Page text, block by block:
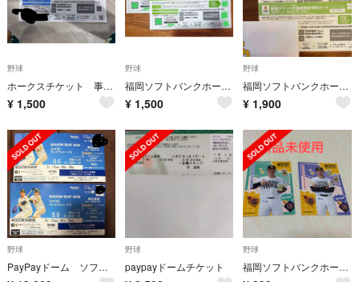
野球
ホークスチケット 事前予約カード
¥ 1,500
野球
福岡ソフトバンクホークス 非売品カード２枚
¥ 1,500
野球
福岡ソフトバンクホークス 観戦チケット2枚 先着順事前予約 公式戦
¥ 1,900
野球
PayPayドーム ソフトバンクホークス対埼玉西武ライオンズ戦観戦チケット
野球
paypayドームチケット
野球
福岡ソフトバンクホークス タカコレカード モバイルオーダー 近藤健介 上沢直之